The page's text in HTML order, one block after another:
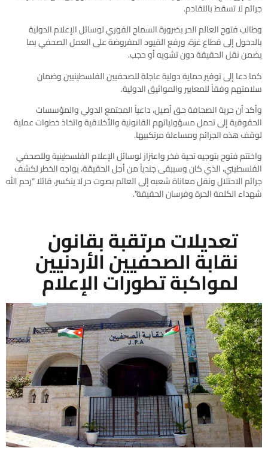
جرائم لا تسقط بالتقادم.
وطالب فتوح العالم الحر بضرورة السماح الفوري لوسائل الإعلام الدولية
بالدخول إلى قطاع غزة، ورفع القيود المفروضة على العمل الصحفي بما
يضمن نقل الحقيقة دون تشويه أو حجب.
كما دعا إلى توفير حماية دولية عاجلة للصحفيين الفلسطينيين وضمان
سلامتهم وفقاً للمعايير والمواثيق الدولية.
وأكد أن حرية الصحافة حق أصيل، داعياً المجتمع الدولي والمؤسسات
الحقوقية إلى تحمل مسؤولياتهم القانونية والأخلاقية واتخاذ خطوات عملية
لوقف هذه الجرائم ومساءلة مرتكبيها.
واختتم فتوح بتوجيه تحية فخر واعتزاز لوسائل الإعلام الفلسطينية وللصحفي
الفلسطيني، الذي كان وسيبقى جندياً من أجل الحقيقة، يواجه الخطر لكشف
جرائم الاحتلال ونقل معاناة شعبه إلى العالم بصوت حر لا ينكسر، قائلا “رحم الله
شهداء الكلمة الحرة وفرسان الحقيقة”.
تعديلات مرتقبة بقانون
نقابة الصحفيين الأردنيين
لمواكبة تطورات الإعلام